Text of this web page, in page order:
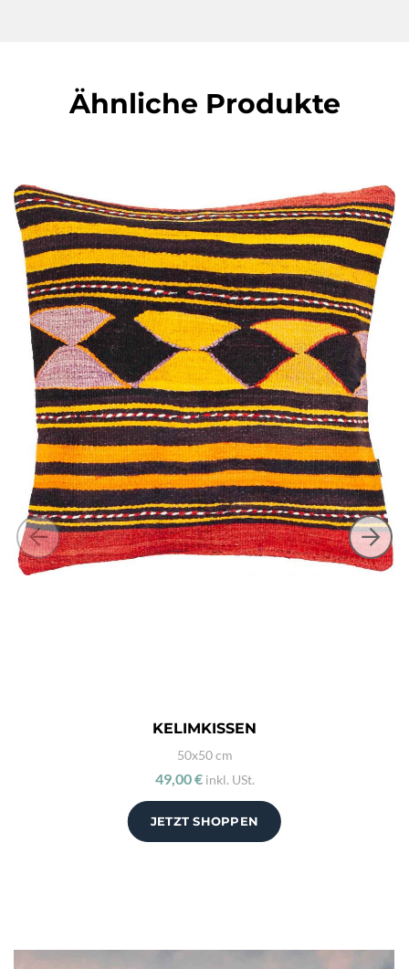
Ähnliche Produkte
JETZT SHOPPEN
KELIMKISSEN
50x50 cm
49,00 € inkl. USt.